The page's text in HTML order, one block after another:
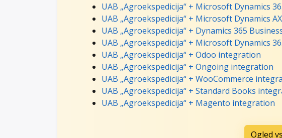
UAB „Agroekspedicija“ + Microsoft Dynamics
UAB „Agroekspedicija“ + Microsoft Dynamics
UAB „Agroekspedicija“ + Dynamics 365
UAB „Agroekspedicija“ + Microsoft Dynamics
UAB „Agroekspedicija“ + Odoo integration
UAB „Agroekspedicija“ + Ongoing integration
UAB „Agroekspedicija“ + WooCommerce
UAB „Agroekspedicija“ + Standard Books
UAB „Agroekspedicija“ + Magento integration
Ogled